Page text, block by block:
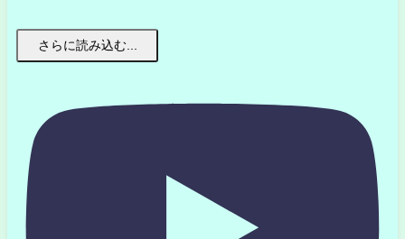
さらに読み込む...